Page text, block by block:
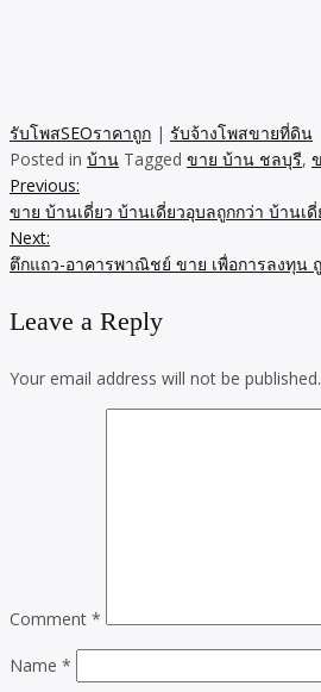
รับโพสSEOราคาถูก | รับจ้างโพสขายที่ดิน
Posted in บ้าน Tagged ขาย บ้าน ชลบุรี,
Post
navigation
Previous:
ขาย บ้านเดี่ยว บ้านเดี่ยวอุบลถูกกว่า บ้าน
Next:
ตึกแถว-อาคารพาณิชย์ ขาย เพื่อการลงทุน
Leave a Reply
Your email address will not be published.
Comment *
Name *